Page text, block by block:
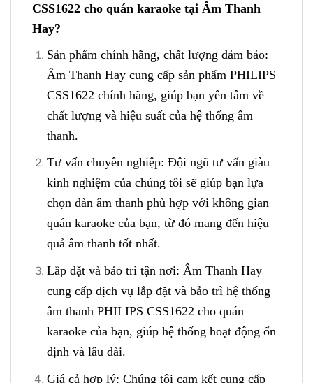
CSS1622 cho quán karaoke tại Âm Thanh
Hay?
Sản phẩm chính hãng, chất lượng đảm bảo:
Âm Thanh Hay cung cấp sản phẩm PHILIPS
CSS1622 chính hãng, giúp bạn yên tâm về
chất lượng và hiệu suất của hệ thống âm
thanh.
Tư vấn chuyên nghiệp: Đội ngũ tư vấn giàu
kinh nghiệm của chúng tôi sẽ giúp bạn lựa
chọn dàn âm thanh phù hợp với không gian
quán karaoke của bạn, từ đó mang đến hiệu
quả âm thanh tốt nhất.
Lắp đặt và bảo trì tận nơi: Âm Thanh Hay
cung cấp dịch vụ lắp đặt và bảo trì hệ thống
âm thanh PHILIPS CSS1622 cho quán
karaoke của bạn, giúp hệ thống hoạt động ổn
định và lâu dài.
Giá cả hợp lý: Chúng tôi cam kết cung cấp